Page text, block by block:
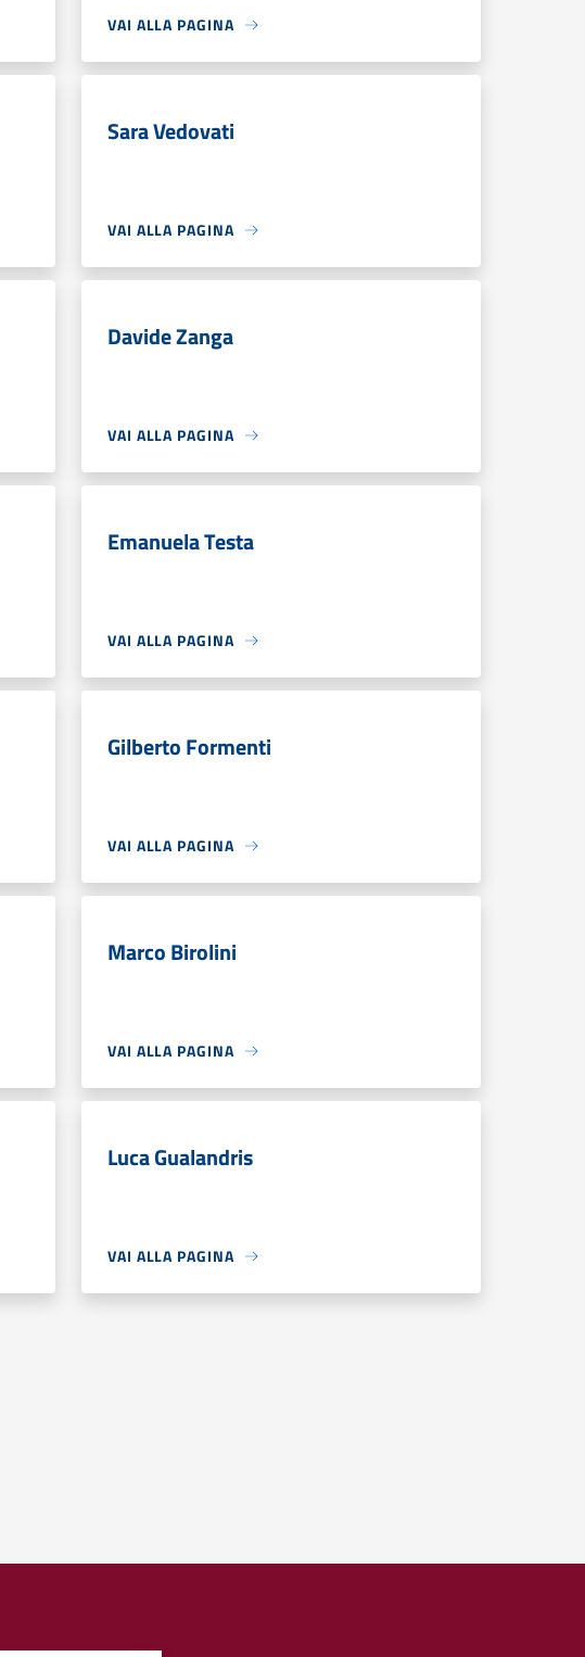
VAI ALLA PAGINA
Sara Vedovati
VAI ALLA PAGINA
Davide Zanga
VAI ALLA PAGINA
Emanuela Testa
VAI ALLA PAGINA
Gilberto Formenti
VAI ALLA PAGINA
Marco Birolini
VAI ALLA PAGINA
Luca Gualandris
VAI ALLA PAGINA